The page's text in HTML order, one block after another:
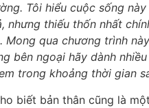
Tôi hiểu cuộc sống
nhưng thiếu thốn nhất
Mong qua chương trình
bên ngoại hãy dành
trong khoảng thời gian
biết bản thân cũng là